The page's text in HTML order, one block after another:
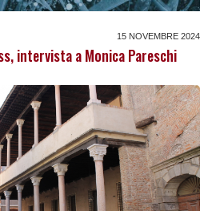
15 NOVEMBRE 2024
intervista a Monica Pareschi